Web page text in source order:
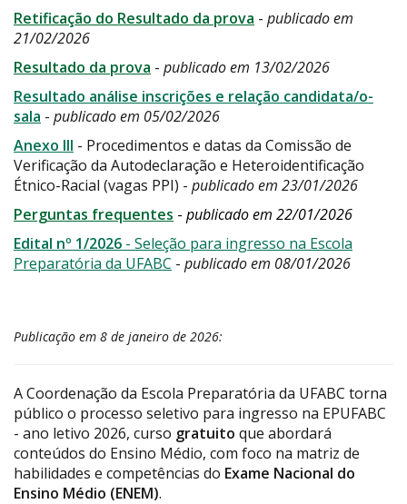
Retificação do Resultado da prova - publicado em
21/02/2026
Resultado da prova - publicado em 13/02/2026
Resultado análise inscrições e relação candidata/o-
sala - publicado em 05/02/2026
Anexo III - Procedimentos e datas da Comissão de
Verificação da Autodeclaração e Heteroidentificação
Étnico-Racial (vagas PPI) - publicado em 23/01/2026
Perguntas frequentes - publicado em 22/01/2026
Edital nº 1/2026 - Seleção para ingresso na Escola
Preparatória da UFABC - publicado em 08/01/2026
Publicação em 8 de janeiro de 2026:
A Coordenação da Escola Preparatória da UFABC torna
público o processo seletivo para ingresso na EPUFABC
- ano letivo 2026, curso gratuito que abordará
conteúdos do Ensino Médio, com foco na matriz de
habilidades e competências do Exame Nacional do
Ensino Médio (ENEM).